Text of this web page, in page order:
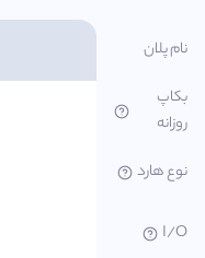
نام پلان
بکاپ
روزانه
نوع هارد
I/O